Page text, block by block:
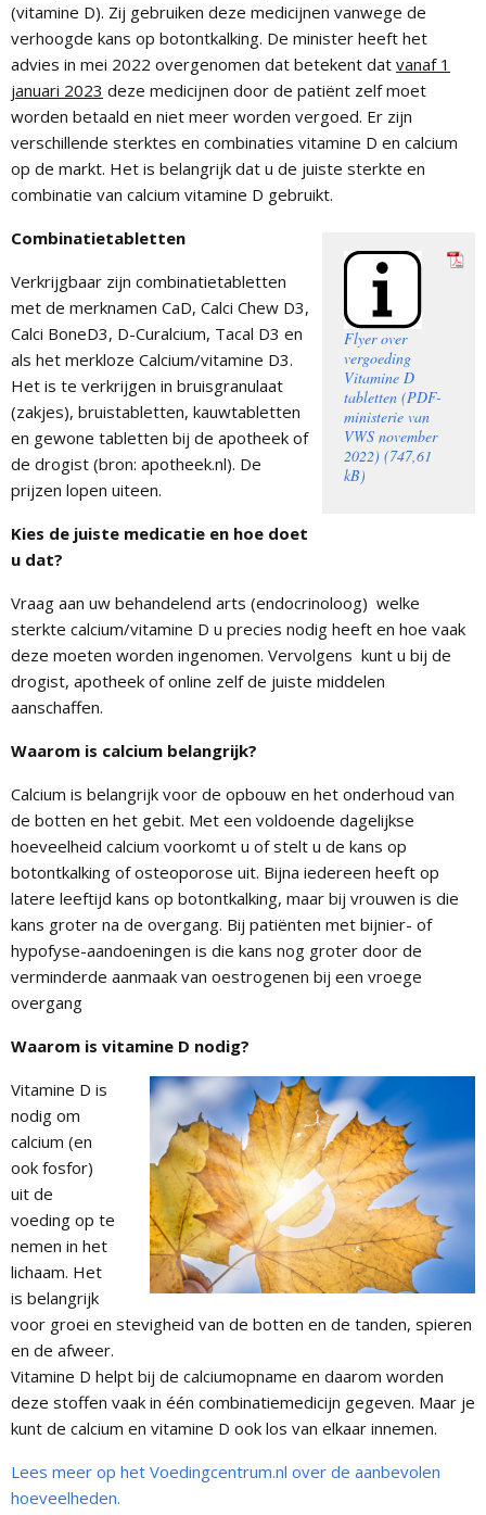
(vitamine D). Zij gebruiken deze medicijnen vanwege de
verhoogde kans op botontkalking. De minister heeft het
advies in mei 2022 overgenomen dat betekent dat vanaf 1
januari 2023 deze medicijnen door de patiënt zelf moet
worden betaald en niet meer worden vergoed. Er zijn
verschillende sterktes en combinaties vitamine D en calcium
op de markt. Het is belangrijk dat u de juiste sterkte en
combinatie van calcium vitamine D gebruikt.
Flyer over
vergoeding
Vitamine D
tabletten (PDF-
ministerie van
VWS november
2022)
Combinatietabletten
Verkrijgbaar zijn combinatietabletten
met de merknamen CaD, Calci Chew D3,
Calci BoneD3, D-Curalcium, Tacal D3 en
als het merkloze Calcium/vitamine D3.
Het is te verkrijgen in bruisgranulaat
(zakjes), bruistabletten, kauwtabletten
en gewone tabletten bij de apotheek of
de drogist (bron: apotheek.nl). De
prijzen lopen uiteen.
Kies de juiste medicatie en hoe doet
u dat?
Vraag aan uw behandelend arts (endocrinoloog) welke
sterkte calcium/vitamine D u precies nodig heeft en hoe vaak
deze moeten worden ingenomen. Vervolgens kunt u bij de
drogist, apotheek of online zelf de juiste middelen
aanschaffen.
Waarom is calcium belangrijk?
Calcium is belangrijk voor de opbouw en het onderhoud van
de botten en het gebit. Met een voldoende dagelijkse
hoeveelheid calcium voorkomt u of stelt u de kans op
botontkalking of osteoporose uit. Bijna iedereen heeft op
latere leeftijd kans op botontkalking, maar bij vrouwen is die
kans groter na de overgang. Bij patiënten met bijnier- of
hypofyse-aandoeningen is die kans nog groter door de
verminderde aanmaak van oestrogenen bij een vroege
overgang
Waarom is vitamine D nodig?
Vitamine D is
nodig om
calcium (en
ook fosfor)
uit de
voeding op te
nemen in het
lichaam. Het
is belangrijk
voor groei en stevigheid van de botten en de tanden, spieren
en de afweer.
Vitamine D helpt bij de calciumopname en daarom worden
deze stoffen vaak in één combinatiemedicijn gegeven. Maar je
kunt de calcium en vitamine D ook los van elkaar innemen.
Lees meer op het Voedingcentrum.nl over de aanbevolen
hoeveelheden.